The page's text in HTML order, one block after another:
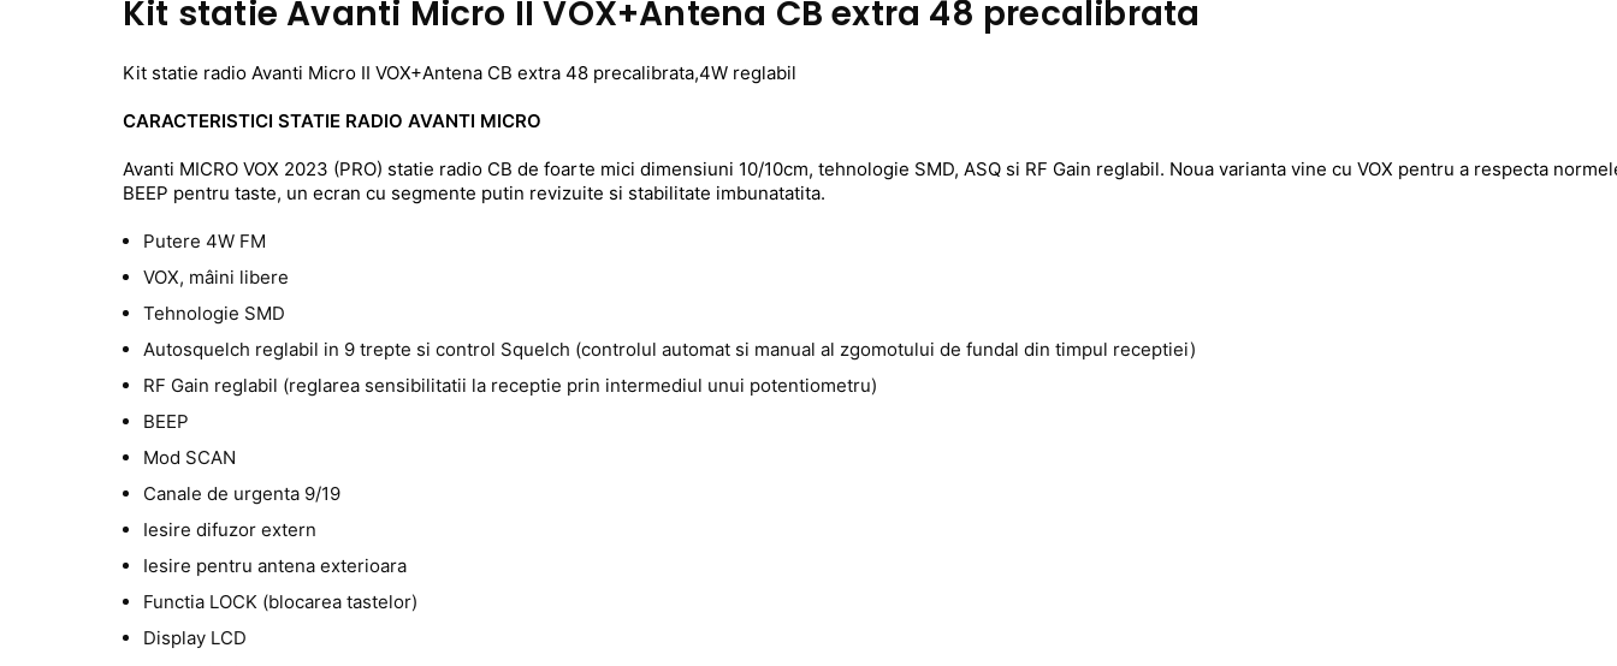
Kit statie Avanti Micro II VOX+Antena CB extra 48 precalibrata
Kit statie radio Avanti Micro II VOX+Antena CB extra 48 precalibrata,4W reglabil
CARACTERISTICI STATIE RADIO AVANTI MICRO
Avanti MICRO VOX 2023 (PRO) statie radio CB de foarte mici dimensiuni 10/10cm, tehnologie SMD, ASQ si RF Gain reglabil. Noua varianta vine cu VOX pentru a respecta
BEEP pentru taste, un ecran cu segmente putin revizuite si stabilitate imbunatatita.
Putere 4W FM
VOX, mâini libere
Tehnologie SMD
Autosquelch reglabil in 9 trepte si control Squelch (controlul automat si manual al zgomotului de fundal din timpul receptiei)
RF Gain reglabil (reglarea sensibilitatii la receptie prin intermediul unui potentiometru)
BEEP
Mod SCAN
Canale de urgenta 9/19
Iesire difuzor extern
Iesire pentru antena exterioara
Functia LOCK (blocarea tastelor)
Display LCD